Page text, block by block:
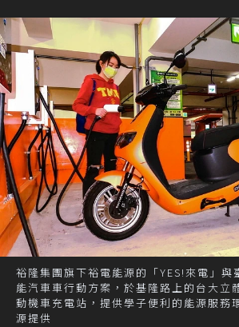
裕隆集團旗下裕電能源的「YES!來電」與
能汽車車行動方案，於基隆路上的台大立
動機車充電站，提供學子便利的能源服務
源提供